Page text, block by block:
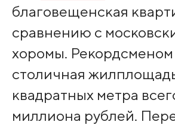
благовещенская
сравнению с
хоромы. Рекордсменом
столичная
квадратных метра
миллиона рублей.